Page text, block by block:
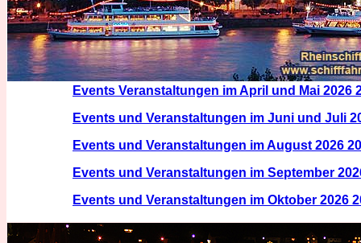
Events Veranstaltungen im April und Mai 2026
Events und Veranstaltungen im Juni und Juli
Events und Veranstaltungen im August 2026
Events und Veranstaltungen im September
Events und Veranstaltungen im Oktober 2026